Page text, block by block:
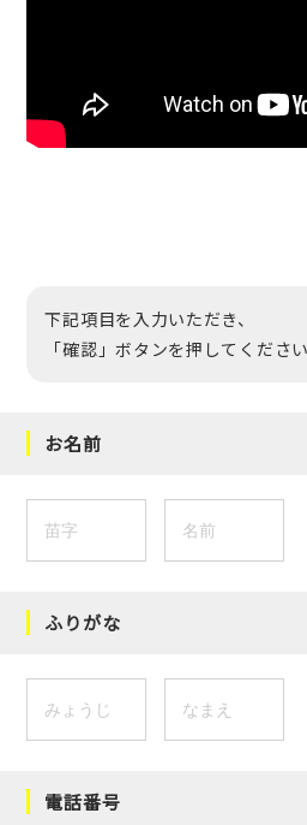
下記項目を入力いただき、
「確認」ボタンを押してください
お名前
ふりがな
電話番号